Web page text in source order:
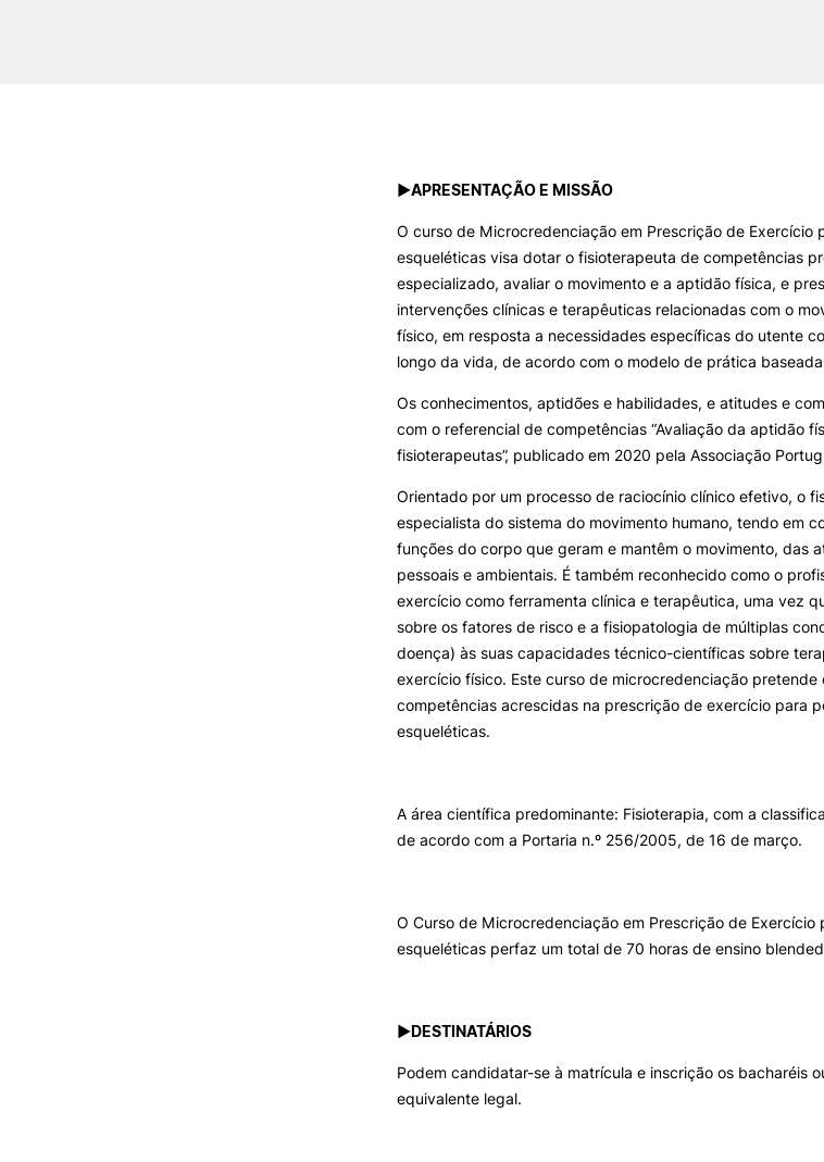
►APRESENTAÇÃO E MISSÃO
O curso de Microcredenciação em Prescrição de Exercício
esqueléticas visa dotar o fisioterapeuta de competências
especializado, avaliar o movimento e a aptidão física, e
intervenções clínicas e terapêuticas relacionadas com o
físico, em resposta a necessidades específicas do utente
longo da vida, de acordo com o modelo de prática
Os conhecimentos, aptidões e habilidades, e atitudes e
com o referencial de competências “Avaliação da aptidão
fisioterapeutas”, publicado em 2020 pela Associação
Orientado por um processo de raciocínio clínico efetivo, o
especialista do sistema do movimento humano, tendo em
funções do corpo que geram e mantêm o movimento, das
pessoais e ambientais. É também reconhecido como o
exercício como ferramenta clínica e terapêutica, uma vez
sobre os fatores de risco e a fisiopatologia de múltiplas
doença) às suas capacidades técnico-científicas sobre
exercício físico. Este curso de microcredenciação
competências acrescidas na prescrição de exercício para
esqueléticas.
A área científica predominante: Fisioterapia, com a
de acordo com a Portaria n.º 256/2005, de 16 de março.
O Curso de Microcredenciação em Prescrição de
esqueléticas perfaz um total de 70 horas de ensino
►DESTINATÁRIOS
Podem candidatar-se à matrícula e inscrição os bacharéis
equivalente legal.